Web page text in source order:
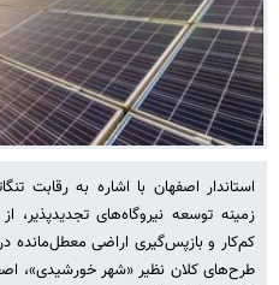
استاندار اصفهان با اشاره به رقابت
زمینه توسعه نیروگاه‌های تجدیدپذیر،
کم‌کار و بازپس‌گیری اراضی معطل‌مانده
طرح‌های کلان نظیر «شهر خورشیدی»،